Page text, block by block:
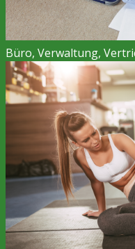
Büro, Verwaltung,